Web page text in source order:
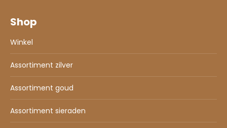
Shop
Winkel
Assortiment zilver
Assortiment goud
Assortiment sieraden